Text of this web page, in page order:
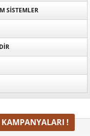
SISTEMLER
!